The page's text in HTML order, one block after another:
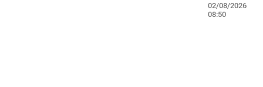
02/08/2026
08:50